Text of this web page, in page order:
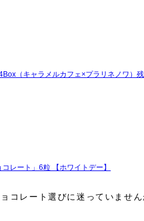
（キャラメルカフェ×プラリネノワ）
レート」6粒 【ホワイトデー】
コレート選びに迷っていませ